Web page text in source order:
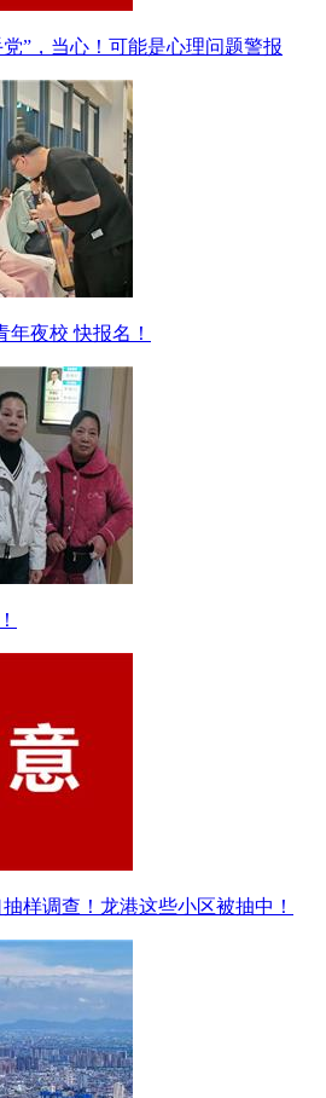
”，当心！可能是心理问题警报
年夜校 快报名！
样调查！龙港这些小区被抽中！